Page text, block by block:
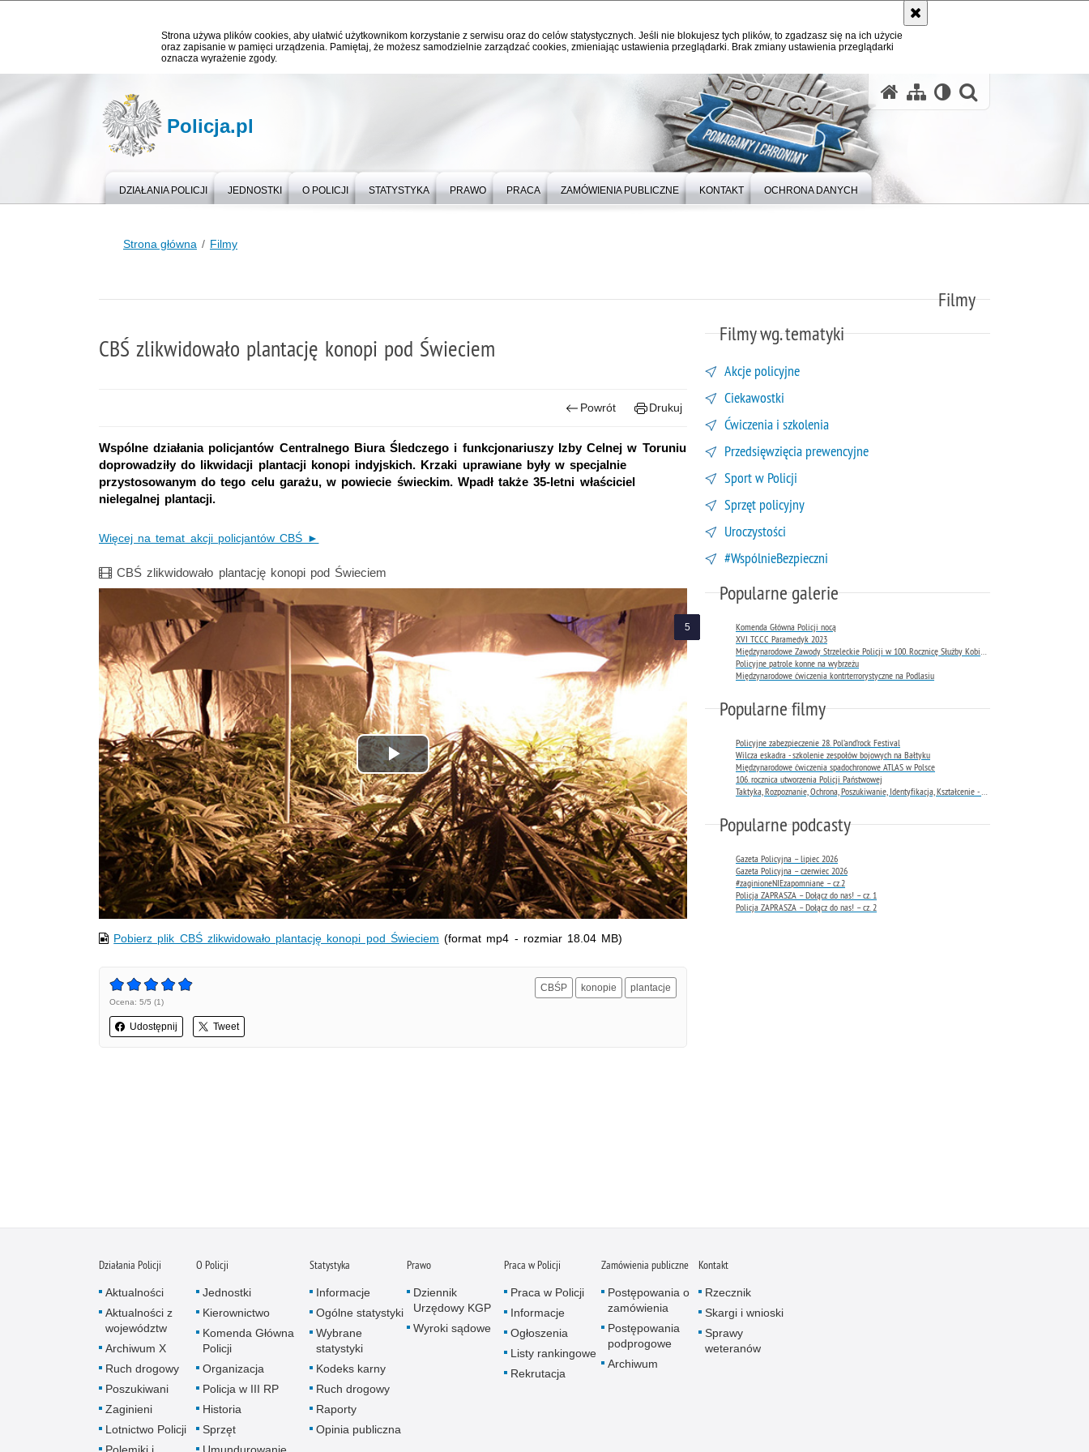
Strona używa plików cookies, aby ułatwić użytkownikom korzystanie z serwisu oraz do celów statystycznych. Jeśli nie blokujesz tych plików, to zgadzasz się na ich użycie
oraz zapisanie w pamięci urządzenia. Pamiętaj, że możesz samodzielnie zarządzać cookies, zmieniając ustawienia przeglądarki. Brak zmiany ustawienia przeglądarki
oznacza wyrażenie zgody.
Policja.pl
DZIAŁANIA POLICJI JEDNOSTKI O POLICJI STATYSTYKA PRAWO PRACA ZAMÓWIENIA PUBLICZNE KONTAKT OCHRONA DANYCH
Strona główna Filmy
Filmy
CBŚ zlikwidowało plantację konopi pod Świeciem
Powrót Drukuj
Wspólne działania policjantów Centralnego Biura Śledczego i funkcjonariuszy Izby Celnej w Toruniu
doprowadziły do likwidacji plantacji konopi indyjskich. Krzaki uprawiane były w specjalnie
przystosowanym do tego celu garażu, w powiecie świeckim. Wpadł także 35-letni właściciel
nielegalnej plantacji.
Więcej na temat akcji policjantów CBŚ ►
Film
CBŚ zlikwidowało plantację konopi pod Świeciem
Odtwórz
wideo
Pobierz plik CBŚ zlikwidowało plantację konopi pod Świeciem (format mp4 - rozmiar 18.04 MB)
Ocena: 5/5 (1)
Udostępnij Tweet
CBŚP konopie plantacje
Filmy wg. tematyki
Akcje policyjne
Ciekawostki
Ćwiczenia i szkolenia
Przedsięwzięcia prewencyjne
Sport w Policji
Sprzęt policyjny
Uroczystości
#WspólnieBezpieczni
Popularne galerie
Komenda Główna Policji nocą
XVI TCCC Paramedyk 2023
Międzynarodowe Zawody Strzeleckie Policji w 100. Rocznicę Służby Kobiet w Policji
Policyjne patrole konne na wybrzeżu
Międzynarodowe ćwiczenia kontrterrorystyczne na Podlasiu
Popularne filmy
Policyjne zabezpieczenie 28. Pol’and’rock Festival
Wilcza eskadra - szkolenie zespołów bojowych na Bałtyku
Międzynarodowe ćwiczenia spadochronowe ATLAS w Polsce
106. rocznica utworzenia Policji Państwowej
Taktyka, Rozpoznanie, Ochrona, Poszukiwanie, Identyfikacja, Kształcenie - TROPIK-9
Popularne podcasty
Gazeta Policyjna – lipiec 2026
Gazeta Policyjna – czerwiec 2026
#zaginioneNIEzapomniane – cz.2
Policja ZAPRASZA – Dołącz do nas! – cz. 1
Policja ZAPRASZA – Dołącz do nas! – cz. 2
Działania Policji
Aktualności
Aktualności z
województw
Archiwum X
Ruch drogowy
Poszukiwani
Zaginieni
Lotnictwo Policji
Polemiki i
O Policji
Jednostki
Kierownictwo
Komenda Główna
Policji
Organizacja
Policja w III RP
Historia
Sprzęt
Umundurowanie
Statystyka
Informacje
Ogólne statystyki
Wybrane
statystyki
Kodeks karny
Ruch drogowy
Raporty
Opinia publiczna
Prawo
Dziennik
Urzędowy KGP
Wyroki sądowe
Praca w Policji
Praca w Policji
Informacje
Ogłoszenia
Listy rankingowe
Rekrutacja
Zamówienia publiczne
Postępowania o
zamówienia
Postępowania
podprogowe
Archiwum
Kontakt
Rzecznik
Skargi i wnioski
Sprawy
weteranów